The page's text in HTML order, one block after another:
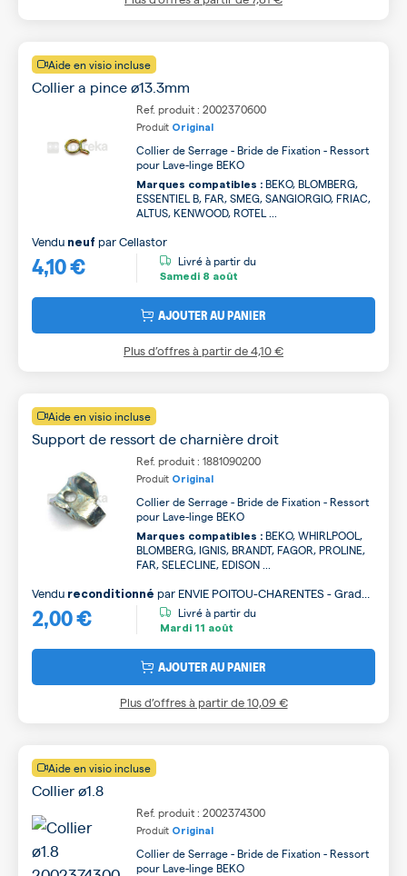
Aide en visio incluse
Collier a pince ø13.3mm
Ref. produit : 2002370600
Produit Original
Collier de Serrage - Bride de Fixation - Ressort
pour Lave-linge BEKO
Marques compatibles : BEKO, BLOMBERG,
ESSENTIEL B, FAR, SMEG, SANGIORGIO, FRIAC,
ALTUS, KENWOOD, ROTEL ...
4,10 €
Vendu neuf parCellastor
Livré à partir du
Samedi 8 août
AJOUTER AU PANIER
Plus d’offres à partir de4,10 €
Aide en visio incluse
Support de ressort de charnière droit
Ref. produit : 1881090200
Produit Original
Collier de Serrage - Bride de Fixation - Ressort
pour Lave-linge BEKO
Marques compatibles : BEKO, WHIRLPOOL,
BLOMBERG, IGNIS, BRANDT, FAGOR, PROLINE,
FAR, SELECLINE, EDISON ...
2,00 €
Vendu reconditionné par ENVIE POITOU-CHARENTES - Grade
B
Livré à partir du
Mardi 11 août
AJOUTER AU PANIER
Plus d’offres à partir de10,09 €
Aide en visio incluse
Collier ø1.8
Ref. produit : 2002374300
Produit Original
Collier de Serrage - Bride de Fixation - Ressort
pour Lave-linge BEKO